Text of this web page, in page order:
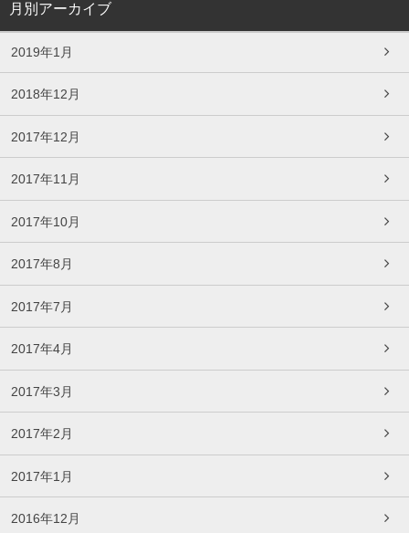
月別アーカイブ
2019年1月
2018年12月
2017年12月
2017年11月
2017年10月
2017年8月
2017年7月
2017年4月
2017年3月
2017年2月
2017年1月
2016年12月